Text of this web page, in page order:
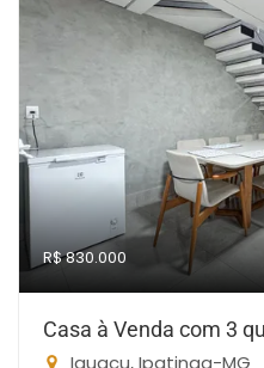
R$ 830.000
Casa à Venda com 3
Iguacu, Ipatinga-MG